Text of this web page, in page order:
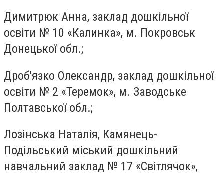
Димитрюк Анна, заклад дошкільної
освіти № 10 «Калинка», м. Покровськ
Донецької обл.;
Дроб'язко Олександр, заклад дошкільної
освіти № 2 «Теремок», м. Заводське
Полтавської обл.;
Лозінська Наталія, Камянець-
Подільський міський дошкільний
навчальний заклад № 17 «Світлячок»,